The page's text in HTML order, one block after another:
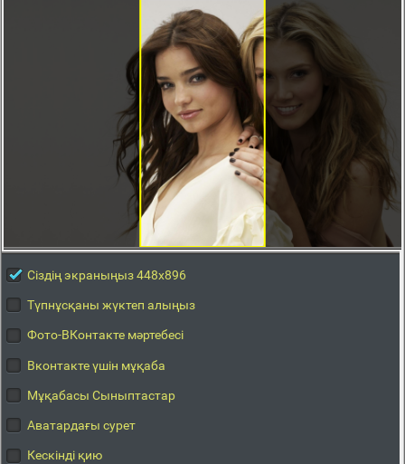
Сіздің экраныңыз 448x896
Түпнұсқаны жүктеп алыңыз
Фото-ВКонтакте мәртебесі
Вконтакте үшін мұқаба
Мұқабасы Сыныптастар
Аватардағы сурет
Кескінді қию